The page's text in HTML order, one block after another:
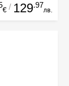
€ / 129.97
лв.